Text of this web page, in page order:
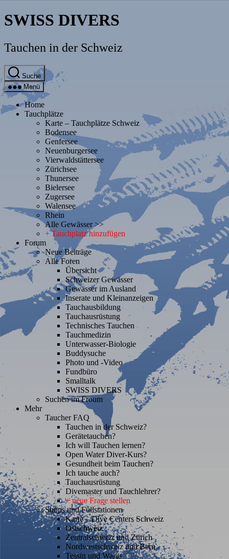
Direkt
zum
wechseln
SWISS DIVERS
Tauchen in der Schweiz
Suche
Menü
Home
Tauchplätze
Karte – Tauchplätze Schweiz
Bodensee
Genfersee
Neuenburgersee
Vierwaldstättersee
Zürichsee
Thunersee
Bielersee
Zugersee
Walensee
Rhein
Alle Gewässer >>
+ Tauchplatz hinzufügen
Forum
Neue Beiträge
Alle Foren
Übersicht
Schweizer Gewässer
Gewässer im Ausland
Inserate und Kleinanzeigen
Tauchausbildung
Tauchausrüstung
Technisches Tauchen
Tauchmedizin
Unterwasser-Biologie
Buddysuche
Photo und -Video
Fundbüro
Smalltalk
SWISS DIVERS
Suchen im Froum
Mehr
Taucher FAQ
Tauchen in der Schweiz?
Gerätetauchen?
Ich will Tauchen lernen?
Open Water Diver-Kurs?
Gesundheit beim Tauchen?
Ich tauche auch?
Tauchausrüstung
Divemaster und Tauchlehrer?
+ neue Frage stellen
Shops und Füllstationen
Karte – Dive Centers Schweiz
Ostschweiz
Zentralschweiz und Zürich
Nordwestschweiz und Bern
Tessin und Wallis